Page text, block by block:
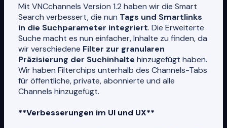
Mit VNCchannels Version 1.2 haben wir die Smart
Search verbessert, die nun Tags und Smartlinks
in die Suchparameter integriert. Die Erweiterte
Suche macht es nun einfacher, Inhalte zu finden, da
wir verschiedene Filter zur granularen
Präzisierung der Suchinhalte hinzugefügt haben.
Wir haben Filterchips unterhalb des Channels-Tabs
für öffentliche, private, abonnierte und alle
Channels hinzugefügt.
**Verbesserungen im UI und UX**